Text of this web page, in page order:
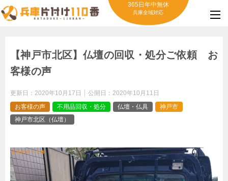
365日年中無休
兵庫全域対応
【神戸市北区】仏壇の回収・処分ご依頼 お
客様の声
更新日： 2020年10月17日 公開日： 2020年10月11日
お客様の声
不用品回収・処分 仏壇・仏具
神戸市
神戸市北区（仏壇）